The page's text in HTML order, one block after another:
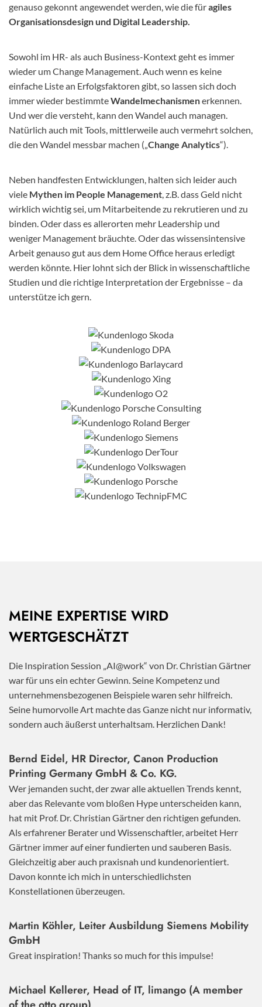
genauso gekonnt angewendet werden, wie die füragiles
Organisationsdesign und Digital Leadership.
Sowohl im HR- als auch Business-Kontext geht es immer
wieder um Change Management. Auch wenn es keine
einfache Liste an Erfolgsfaktoren gibt, so lassen sich doch
immer wieder bestimmteWandelmechanismenerkennen.
Und wer die versteht, kann den Wandel auch managen.
Natürlich auch mit Tools, mittlerweile auch vermehrt solchen,
die den Wandel messbar machen („Change Analytics“).
Neben handfesten Entwicklungen, halten sich leider auch
viele Mythen im People Management, z.B. dass Geld nicht
wirklich wichtig sei, um Mitarbeitende zu rekrutieren und zu
binden. Oder dass es allerorten mehr Leadership und
weniger Management bräuchte. Oder das wissensintensive
Arbeit genauso gut aus dem Home Office heraus erledigt
werden könnte. Hier lohnt sich der Blick in wissenschaftliche
Studien und die richtige Interpretation der Ergebnisse – da
unterstütze ich gern.
MEINE EXPERTISE WIRD
WERTGESCHÄTZT
Die Inspiration Session „AI@work“ von Dr. Christian Gärtner
war für uns ein echter Gewinn. Seine Kompetenz und
unternehmensbezogenen Beispiele waren sehr hilfreich.
Seine humorvolle Art machte das Ganze nicht nur informativ,
sondern auch äußerst unterhaltsam. Herzlichen Dank!
Bernd Eidel, HR Director, Canon Production
Printing Germany GmbH & Co. KG.
Wer jemanden sucht, der zwar alle aktuellen Trends kennt,
aber das Relevante vom bloßen Hype unterscheiden kann,
hat mit Prof. Dr. Christian Gärtner den richtigen gefunden.
Als erfahrener Berater und Wissenschaftler, arbeitet Herr
Gärtner immer auf einer fundierten und sauberen Basis.
Gleichzeitig aber auch praxisnah und kundenorientiert.
Davon konnte ich mich in unterschiedlichsten
Konstellationen überzeugen.
Martin Köhler, Leiter Ausbildung Siemens Mobility
GmbH
Great inspiration! Thanks so much for this impulse!
Michael Kellerer, Head of IT, limango (A member